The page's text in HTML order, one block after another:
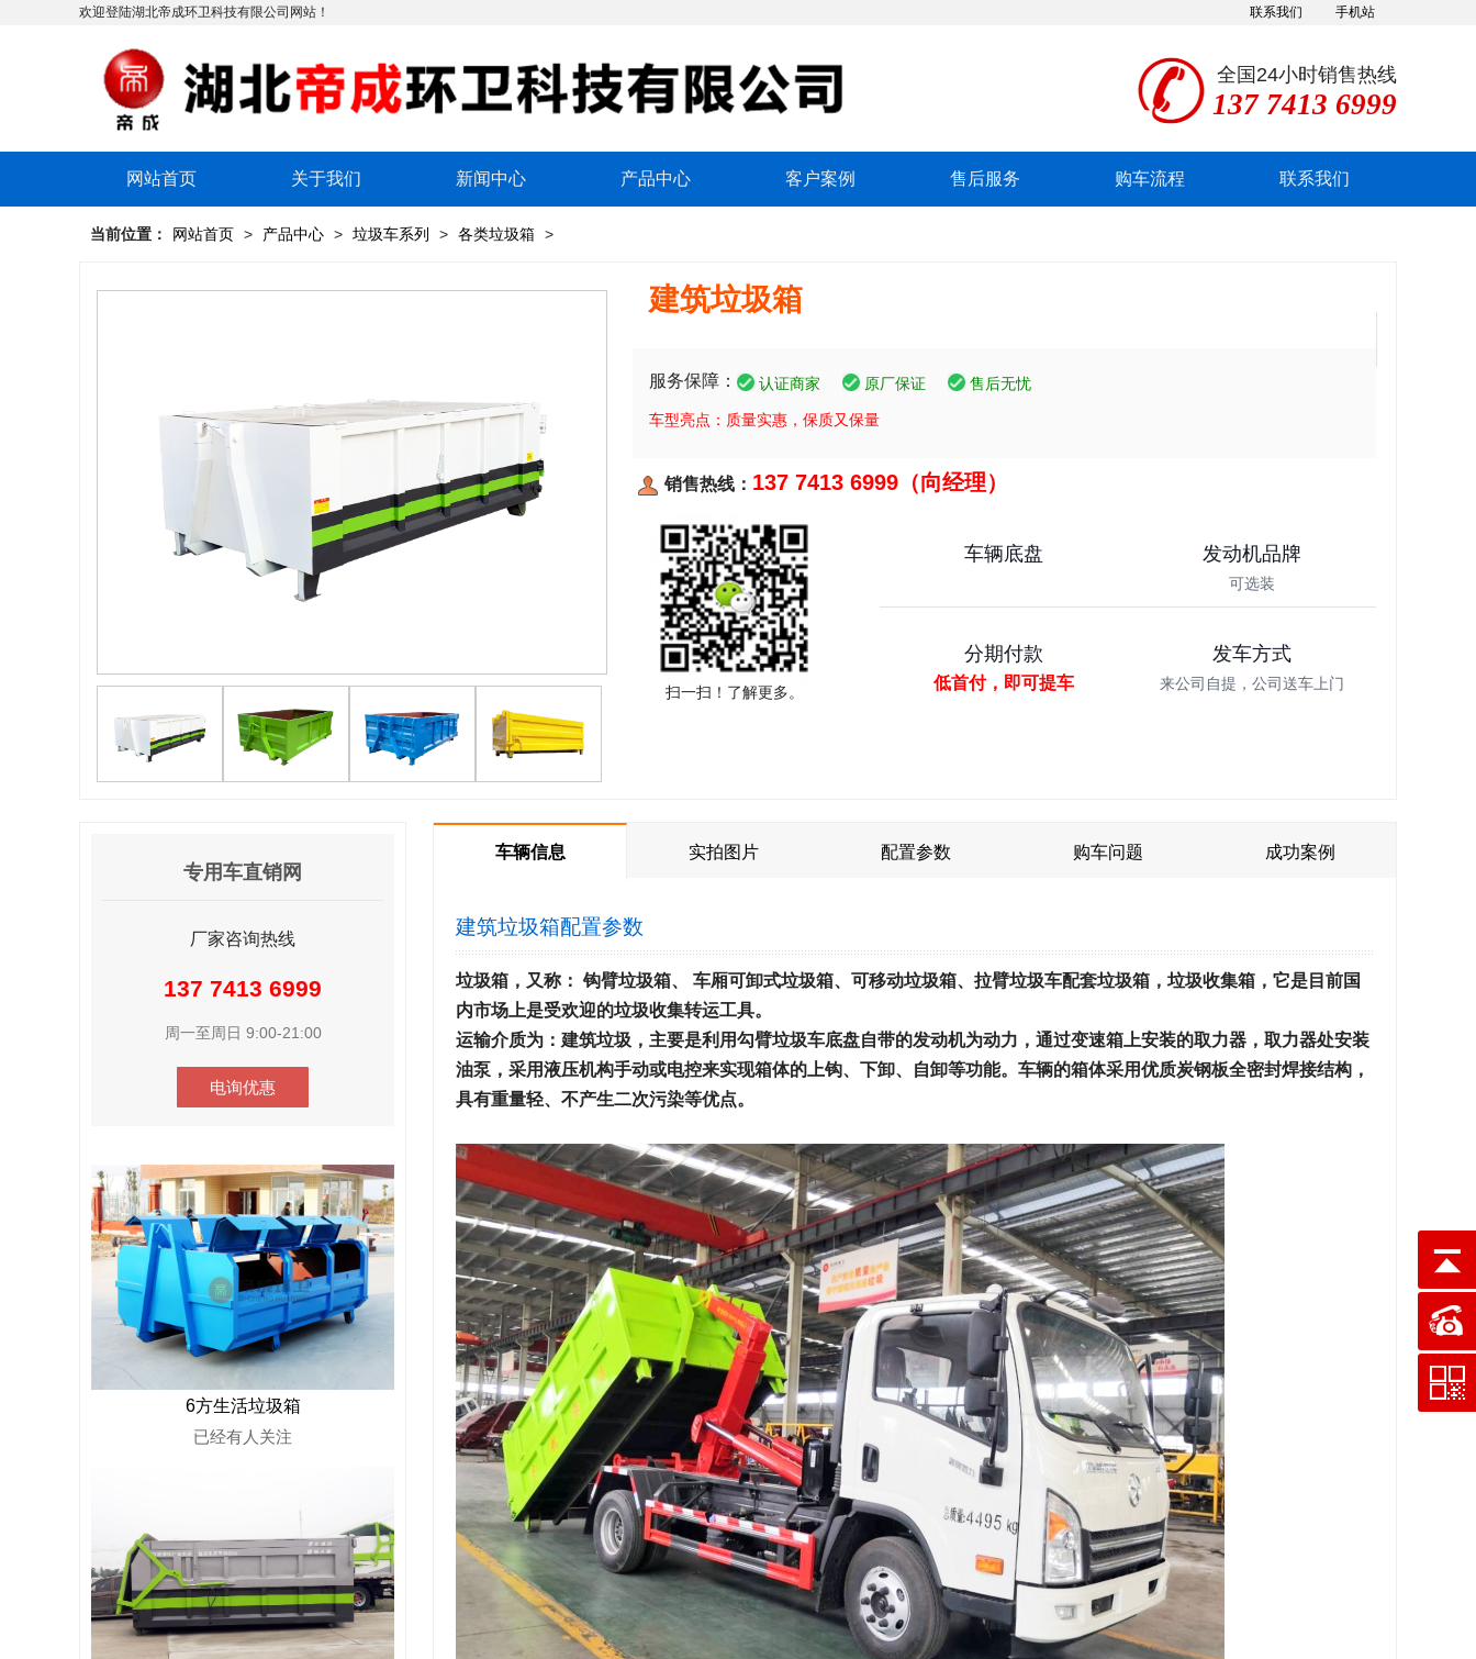
欢迎登陆湖北帝成环卫科技有限公司网站！ 手机站
联系我们
全国24小时销售热线
137 7413 6999
网站首页 关于我们 新闻中心 产品中心 客户案例 售后服务 购车流程 联系我们
当前位置： 网站首页 > 产品中心 > 垃圾车系列 > 各类垃圾箱 >
建筑垃圾箱
服务保障： 认证商家 原厂保证 售后无忧
车型亮点：质量实惠，保质又保量
销售热线： 137 7413 6999（向经理）
扫一扫！了解更多。
车辆底盘 发动机品牌
可选装
分期付款
低首付，即可提车
发车方式
来公司自提，公司送车上门
车辆信息 实拍图片 配置参数 购车问题 成功案例
建筑垃圾箱配置参数
垃圾箱，又称： 钩臂垃圾箱、 车厢可卸式垃圾箱、可移动垃圾箱、拉臂垃圾车配套垃圾箱，垃圾收集箱，它是目前国
内市场上是受欢迎的垃圾收集转运工具。
运输介质为：建筑垃圾，主要是利用勾臂垃圾车底盘自带的发动机为动力，通过变速箱上安装的取力器，取力器处安装
油泵，采用液压机构手动或电控来实现箱体的上钩、下卸、自卸等功能。车辆的箱体采用优质炭钢板全密封焊接结构，
具有重量轻、不产生二次污染等优点。
专用车直销网
厂家咨询热线
137 7413 6999
周一至周日 9:00-21:00
电询优惠
6方生活垃圾箱
已经有人关注